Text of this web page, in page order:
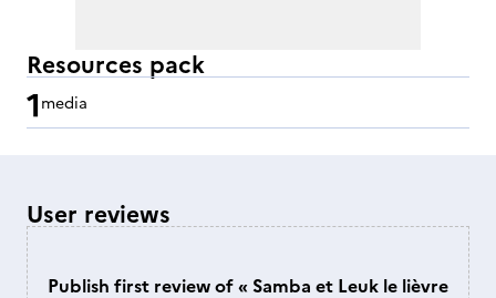
Resources pack
1media
User reviews
Publish first review of « Samba et Leuk le lièvre